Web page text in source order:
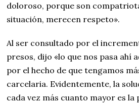
doloroso, porque son
situación, merecen respeto».
Al ser consultado por el
presos, dijo «lo que nos pasa ahí
por el hecho de que tengamos
carcelaria. Evidentemente, la
cada vez más cuanto mayor es la